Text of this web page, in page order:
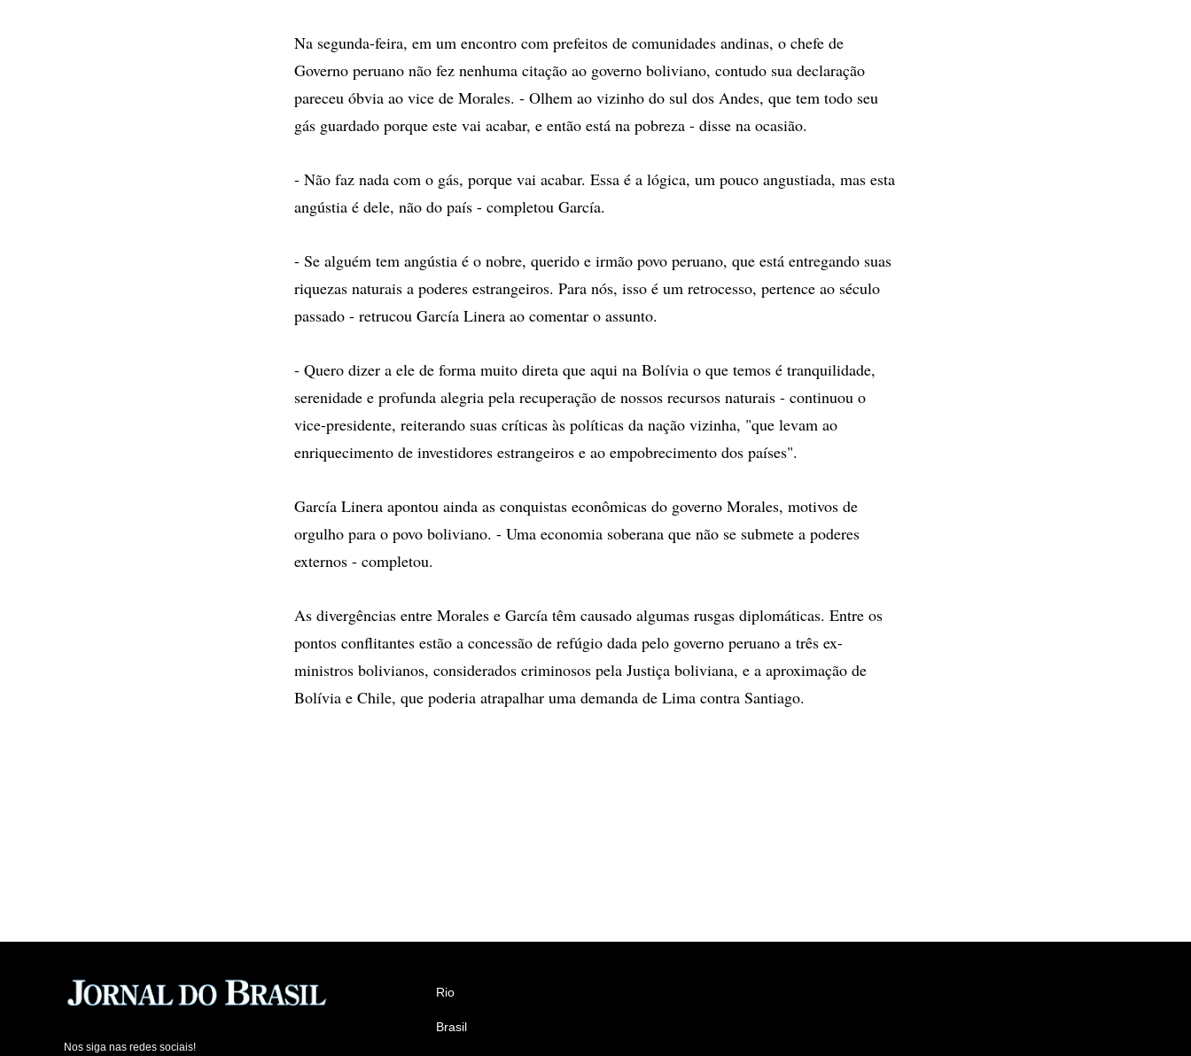
Na segunda-feira, em um encontro com prefeitos de comunidades andinas, o chefe de
Governo peruano não fez nenhuma citação ao governo boliviano, contudo sua declaração
pareceu óbvia ao vice de Morales. - Olhem ao vizinho do sul dos Andes, que tem todo seu
gás guardado porque este vai acabar, e então está na pobreza - disse na ocasião.
- Não faz nada com o gás, porque vai acabar. Essa é a lógica, um pouco angustiada, mas esta
angústia é dele, não do país - completou García.
- Se alguém tem angústia é o nobre, querido e irmão povo peruano, que está entregando suas
riquezas naturais a poderes estrangeiros. Para nós, isso é um retrocesso, pertence ao século
passado - retrucou García Linera ao comentar o assunto.
- Quero dizer a ele de forma muito direta que aqui na Bolívia o que temos é tranquilidade,
serenidade e profunda alegria pela recuperação de nossos recursos naturais - continuou o
vice-presidente, reiterando suas críticas às políticas da nação vizinha, "que levam ao
enriquecimento de investidores estrangeiros e ao empobrecimento dos países".
García Linera apontou ainda as conquistas econômicas do governo Morales, motivos de
orgulho para o povo boliviano. - Uma economia soberana que não se submete a poderes
externos - completou.
As divergências entre Morales e García têm causado algumas rusgas diplomáticas. Entre os
pontos conflitantes estão a concessão de refúgio dada pelo governo peruano a três ex-
ministros bolivianos, considerados criminosos pela Justiça boliviana, e a aproximação de
Bolívia e Chile, que poderia atrapalhar uma demanda de Lima contra Santiago.
Nos siga nas redes sociais!
Rio
Brasil